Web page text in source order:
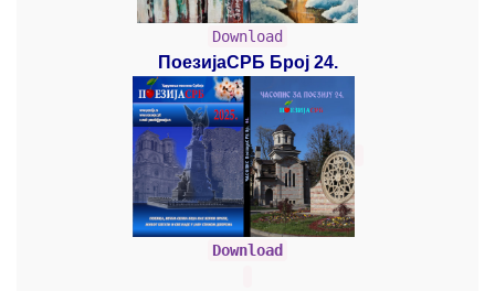
Download
ПоезијаСРБ Број 24.
Download